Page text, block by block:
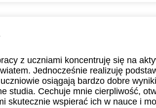
z uczniami koncentruję się na
Jednocześnie realizuję
osiągają bardzo dobre
studia. Cechuje mnie cierpliwość,
skutecznie wspierać ich w nauce i